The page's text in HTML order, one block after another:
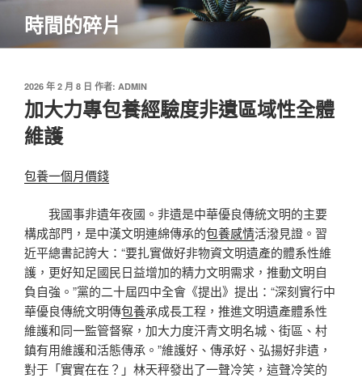
主
時間的碎片
發
佈
於
2026 年 2 月 8 日 作者: ADMIN
加大力專包養經驗度非遺區域性全體
維護
包養一個月價錢
我國事非遺年夜國。非遺是中華優良傳統文明的主要
構成部門，是中漢文明連綿傳承的包養感情活潑見證。習
近平總書記誇大：“要扎實做好非物資文明遺產的體系性維
護，更好知足國民日益增加的精力文明需求，推動文明自
負自強。”黨的二十屆四中全會《提出》提出：“深刻實行中
華優良傳統文明傳包養承成長工程，推進文明遺產體系性
維護和同一監管督察，加大力度汗青文明名城、街區、村
鎮有用維護和活態傳承。”維護好、傳承好、弘揚好非遺，
對于「實實在在？」林天秤發出了一聲冷笑，這聲冷笑的